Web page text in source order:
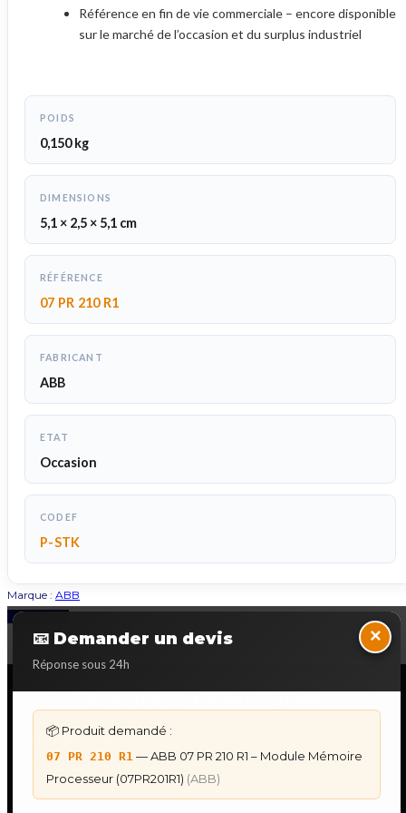
Référence en fin de vie commerciale – encore disponible
sur le marché de l’occasion et du surplus industriel
POIDS
0,150 kg
DIMENSIONS
5,1 × 2,5 × 5,1 cm
RÉFÉRENCE
07 PR 210 R1
FABRICANT
ABB
ETAT
Occasion
CODEF
P-STK
Marque : ABB
📧 Demander un devis
Réponse sous 24h
×
📦 Produit demandé :
07 PR 210 R1 — ABB 07 PR 210 R1 – Module Mémoire
Processeur (07PR201R1) (ABB)
Back to Top
DÉPANNAGE AUTOMATES
Dépannage Schneider Modicon